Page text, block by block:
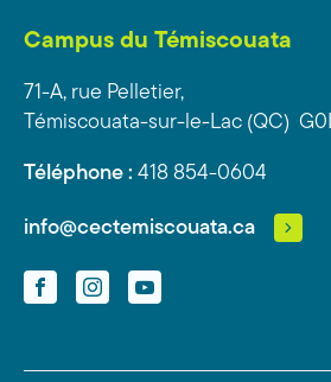
Campus du Témiscouata
71-A, rue Pelletier,
Témiscouata-sur-le-Lac (QC)
Téléphone : 418 854-0604
info@cectemiscouata.ca
FacebookInstagramYouTube